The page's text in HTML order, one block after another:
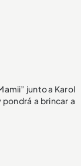
junto a Karol
a brincar a